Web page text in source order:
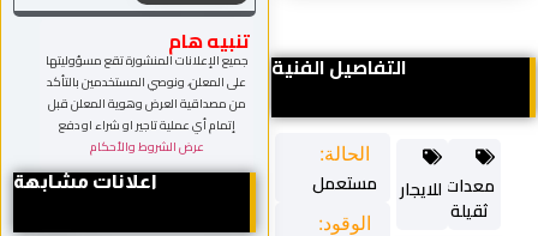
التفاصيل الفنية
الحالة:
مستعمل
الوقود:
معدات
ثقيلة
للايجار
تنبيه هام
جميع الإعلانات المنشورة تقع مسؤوليتها
على المعلن، ونوصي المستخدمين بالتأكد
من مصداقية العرض وهوية المعلن قبل
إتمام أي عملية تاجير او شراء او دفع
عرض الشروط والأحكام
اعلانات مشابهة